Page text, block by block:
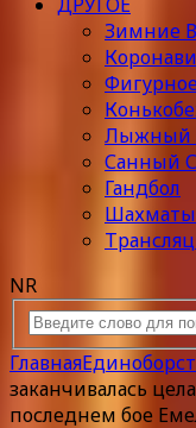
Зимние
Лыжный
Санный
Гандбол
Шахматы
NR
Главная
заканчивалась
последнем бое